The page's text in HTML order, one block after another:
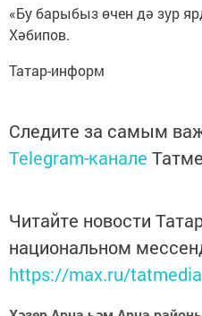
«Бу барыбыз өчен дә зур
Хәбипов.
Татар-информ
Следите за самым
Telegram-канале
Читайте новости
национальном
https://max.ru/tatmedia